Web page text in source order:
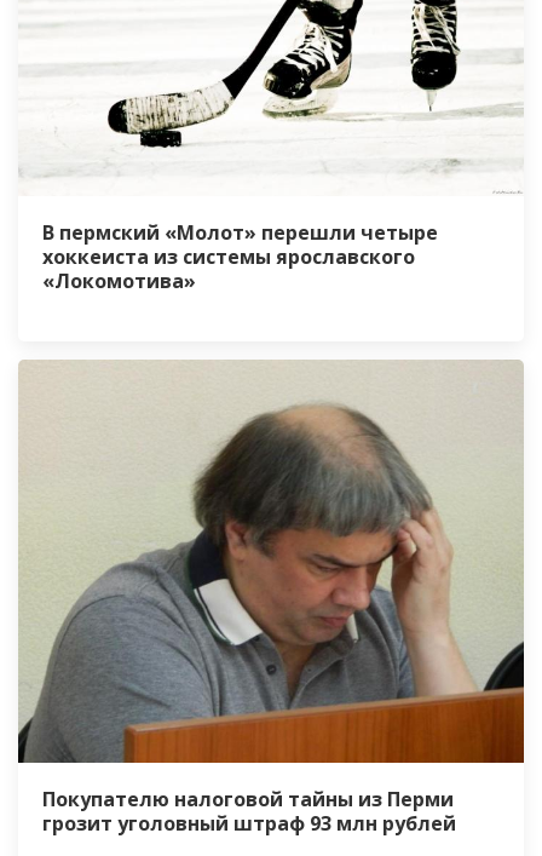
В пермский «Молот» перешли четыре
хоккеиста из системы ярославского
«Локомотива»
Покупателю налоговой тайны из Перми
грозит уголовный штраф 93 млн рублей